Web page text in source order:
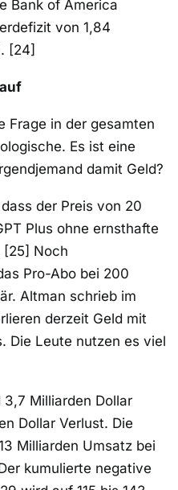
Bank of America
von 1,84
[24]
Frage in der gesamten
Es ist eine
damit Geld?
der Preis von 20
Plus ohne ernsthafte
[25] Noch
Pro-Abo bei 200
Altman schrieb im
derzeit Geld mit
Die Leute nutzen es viel
Milliarden Dollar
Dollar Verlust. Die
Milliarden Umsatz bei
kumulierte negative